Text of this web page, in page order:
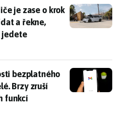
je zase o krok blíž. Bude
je zase o krok
a řekne,
jedete
bezplatného Gmailu,
bezplatného
Brzy zruší
funkcí